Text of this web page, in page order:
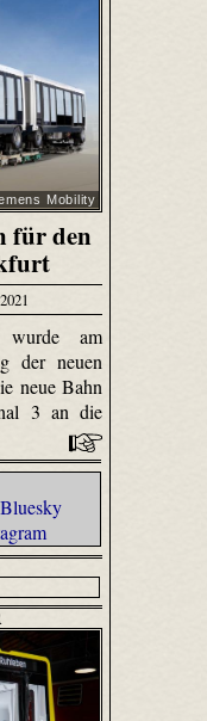
Mobility
für den
wurde am
der neuen
neue Bahn
3 an die